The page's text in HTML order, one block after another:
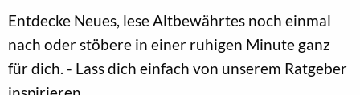
Entdecke Neues, lese Altbewährtes noch einmal
nach oder stöbere in einer ruhigen Minute ganz
für dich. - Lass dich einfach von unserem Ratgeber